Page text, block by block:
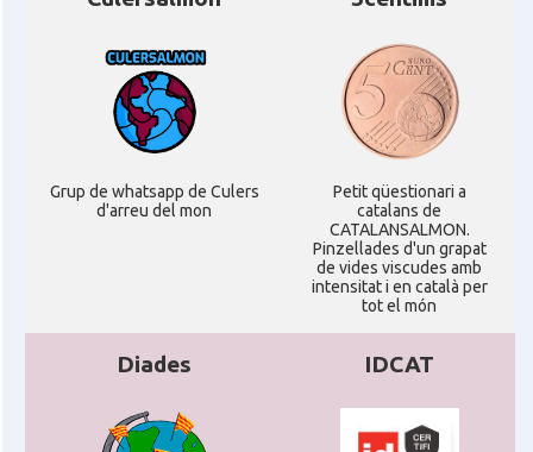
Grup de whatsapp de Culers
d'arreu del mon
Petit qüestionari a
catalans de
CATALANSALMON.
Pinzellades d'un grapat
de vides viscudes amb
intensitat i en català per
tot el món
Diades IDCAT